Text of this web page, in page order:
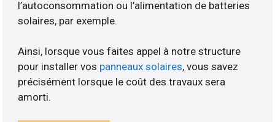
l’autoconsommation ou l’alimentation de batteries
solaires, par exemple.
Ainsi, lorsque vous faites appel à notre structure
pour installer vos panneaux solaires, vous savez
précisément lorsque le coût des travaux sera
amorti.